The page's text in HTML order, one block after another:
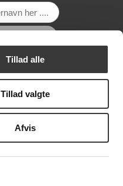
Tillad alle
Tillad valgte
Afvis